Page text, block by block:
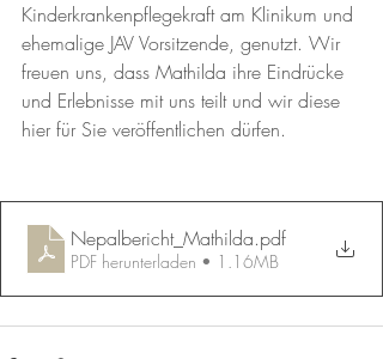
Kinderkrankenpflegekraft am Klinikum und
ehemalige JAV Vorsitzende, genutzt. Wir
freuen uns, dass Mathilda ihre Eindrücke
und Erlebnisse mit uns teilt und wir diese
hier für Sie veröffentlichen dürfen.
Nepalbericht_Mathilda.pdf
PDF herunterladen • 1.16MB